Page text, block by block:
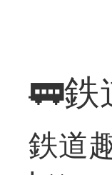
🚃鉄
鉄道